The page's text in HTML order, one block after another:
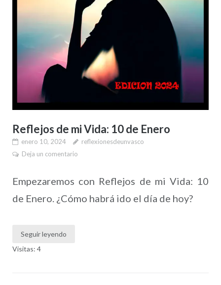
Reflejos de mi Vida: 10 de Enero
enero 10, 2024
reflexionesdeunvasco
Deja un comentario
Empezaremos con Reflejos de mi Vida: 10
de Enero. ¿Cómo habrá ido el día de hoy?
Seguir leyendo
Visitas: 4